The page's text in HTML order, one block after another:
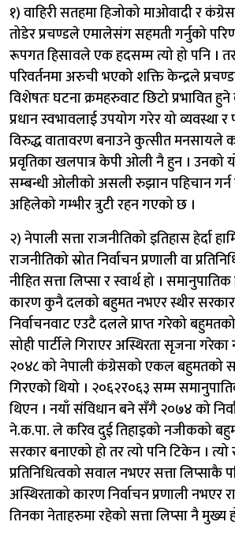
१) वाहिरी सतहमा हिजोको माओवादी र
तोडेर प्रचण्डले एमालेसंग सहमती गर्नुको
रूपगत हिसावले एक हदसम्म त्यो हो पनि ।
परिवर्तनमा अरुची भएको शक्ति केन्द्रले
विशेषतः घटना क्रमहरुवाट छिटो प्रभावित
प्रधान स्वभावलाई उपयोग गरेर यो व्यवस्था र
विरुद्ध वातावरण बनाउने कुत्सीत मनसायले
प्रवृतिका खलपात्र केपी ओली नै हुन । उनको यो
सम्बन्धी ओलीको असली रुझान पहिचान
अहिलेको गम्भीर त्रुटी रहन गएको छ ।
२) नेपाली सत्ता राजनीतिको इतिहास हेर्दा
राजनीतिको स्रोत निर्वाचन प्रणाली वा
नीहित सत्ता लिप्सा र स्वार्थ हो ।
कारण कुनै दलको बहुमत नभएर स्थीर
निर्वाचनवाट एउटै दलले प्राप्त गरेको
सोही पार्टीले गिराएर अस्थिरता सृजना
२०४८ को नेपाली कंग्रेसको एकल बहुमतको
गिरएको थियो । २०६२र०६३ सम्म
थिएन । नयाँ संविधान बने सँगै २०७४ को
ने.क.पा. ले करिव दुई तिहाइको नजीकको
सरकार बनाएको हो तर त्यो पनि टिकेन ।
प्रतिनिधित्वको सवाल नभएर सत्ता लिप्साकै
अस्थिरताको कारण निर्वाचन प्रणाली
तिनका नेताहरुमा रहेको सत्ता लिप्सा नै मुख्य